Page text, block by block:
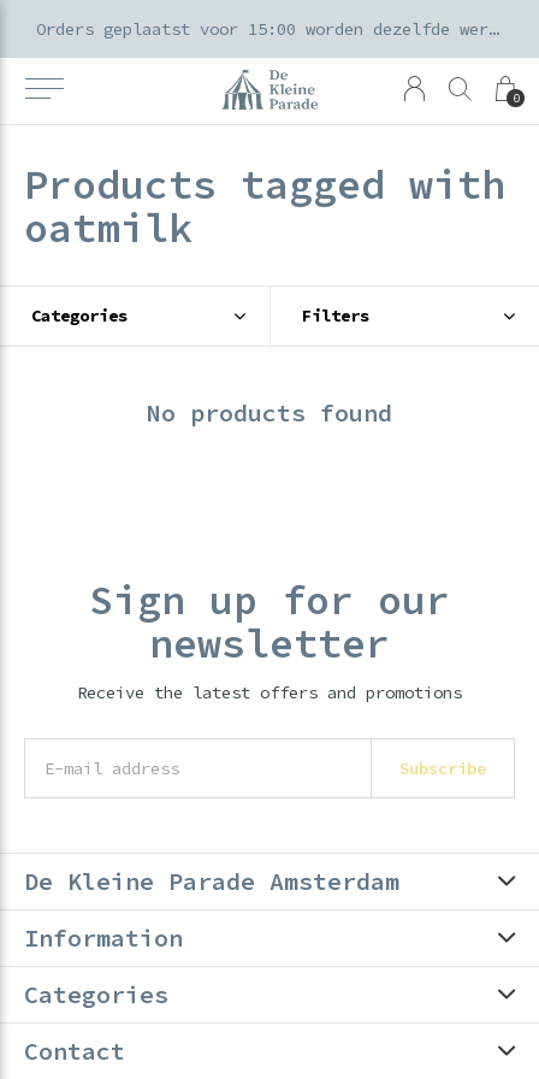
0
Orders geplaatst voor 15:00 worden dezelfde werkdag verzonden
Products tagged with
oatmilk
Categories Filters
No products found
Sign up for our
newsletter
Receive the latest offers and promotions
Subscribe
De Kleine Parade Amsterdam
Information
Categories
Contact